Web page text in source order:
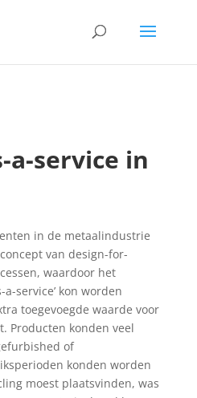
a-service in
in de metaalindustrie
van design-for-
waardoor het
service’ kon worden
toegevoegde waarde voor
Producten konden veel
of
konden worden
moest plaatsvinden, was